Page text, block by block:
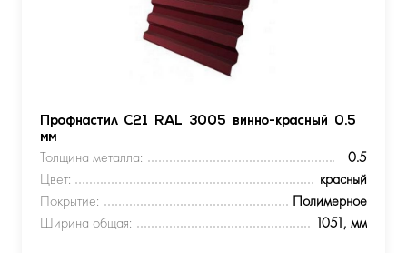
Профнастил С21 RAL 3005 винно-красный 0.5
мм
Толщина металла:
0.5
Цвет:
красный
Покрытие:
Полимерное
Ширина общая:
1051, мм